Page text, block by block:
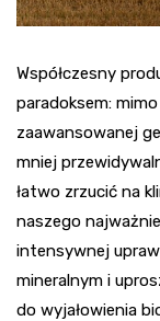
Współczesny
paradoksem:
zaawansowanej
mniej
łatwo zrzucić na
naszego
intensywnej
mineralnym i
do wyjałowienia